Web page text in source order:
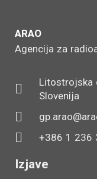
ARAO
Agencija za
Litostrojska
Slovenija
+386 1 236
Izjave